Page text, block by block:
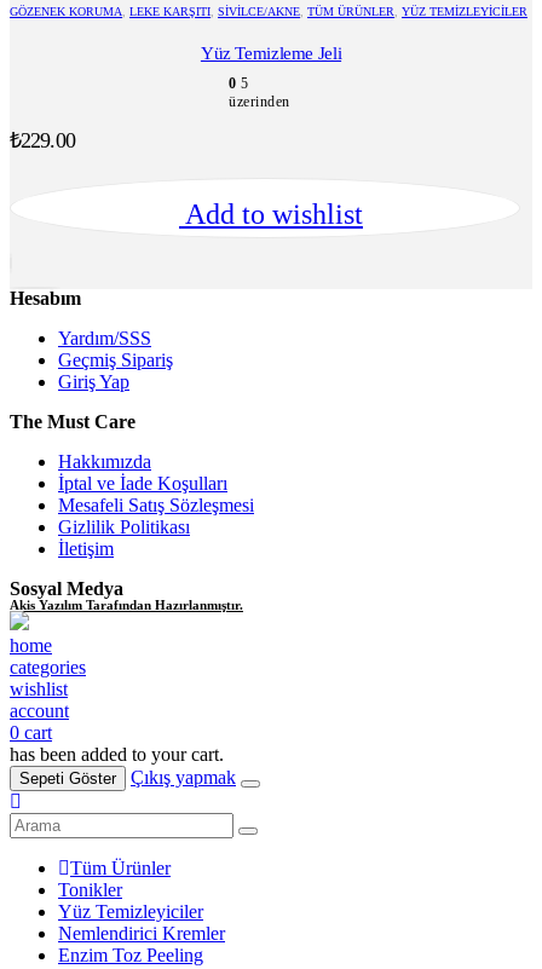
GÖZENEK KORUMA LEKE KARŞITI SIVILCE/AKNE TÜM ÜRÜNLER YÜZ TEMIZLEYICILER
Yüz Temizleme Jeli
0 5
üzerinden
₺229.00
Add to wishlist
Hesabım
Yardım/SSS
Geçmiş Sipariş
Giriş Yap
The Must Care
Hakkımızda
İptal ve İade Koşulları
Mesafeli Satış Sözleşmesi
Gizlilik Politikası
İletişim
Sosyal Medya
Akis Yazılım Tarafından Hazırlanmıştır.
home
categories
wishlist
account
0 cart
has been added to your cart.
Sepeti Göster Çıkış yapmak
Tüm Ürünler
Tonikler
Yüz Temizleyiciler
Nemlendirici Kremler
Enzim Toz Peeling